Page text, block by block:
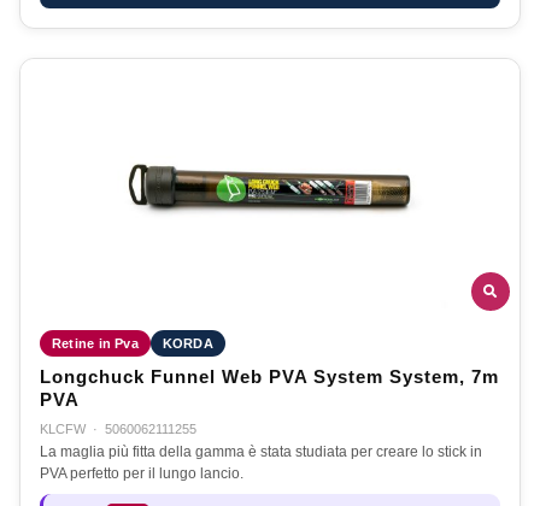
Retine in Pva KORDA
Longchuck Funnel Web PVA System System, 7m
PVA
KLCFW · 5060062111255
La maglia più fitta della gamma è stata studiata per creare lo stick in
PVA perfetto per il lungo lancio.